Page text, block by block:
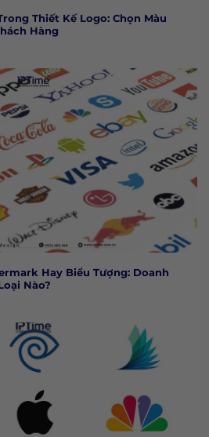
Thiết Kế Logo: Chọn Màu
Hàng
Hay Biểu Tượng: Doanh
Nào?